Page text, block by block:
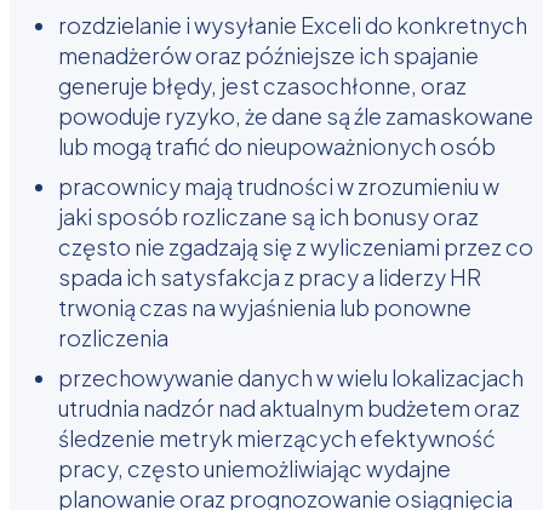
rozdzielanie i wysyłanie Exceli do konkretnych
menadżerów oraz późniejsze ich spajanie
generuje błędy, jest czasochłonne, oraz
powoduje ryzyko, że dane są źle zamaskowane
lub mogą trafić do nieupoważnionych osób
pracownicy mają trudności w zrozumieniu w
jaki sposób rozliczane są ich bonusy oraz
często nie zgadzają się z wyliczeniami przez co
spada ich satysfakcja z pracy a liderzy HR
trwonią czas na wyjaśnienia lub ponowne
rozliczenia
przechowywanie danych w wielu lokalizacjach
utrudnia nadzór nad aktualnym budżetem oraz
śledzenie metryk mierzących efektywność
pracy, często uniemożliwiając wydajne
planowanie oraz prognozowanie osiągnięcia